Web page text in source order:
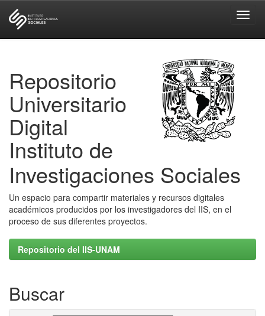
Repositorio
Universitario
Digital
Instituto de
Investigaciones Sociales
Un espacio para compartir materiales y recursos digitales
académicos producidos por los investigadores del IIS, en el
proceso de sus diferentes proyectos.
Repositorio del IIS-UNAM
Buscar